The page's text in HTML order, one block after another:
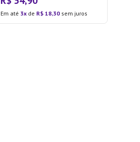
Em até 3 de R$ 18,30 sem juros